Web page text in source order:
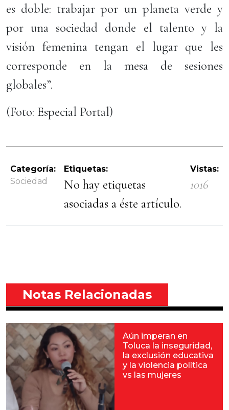
es doble: trabajar por un planeta verde y
por una sociedad donde el talento y la
visión femenina tengan el lugar que les
corresponde en la mesa de sesiones
globales”.
(Foto: Especial Portal)
Categoría:
Sociedad
Etiquetas:
No hay etiquetas
asociadas a éste artículo.
Vistas:
1016
Notas Relacionadas
Aún imperan en
Toluca la inseguridad,
la exclusión educativa
y la violencia política
vs las mujeres